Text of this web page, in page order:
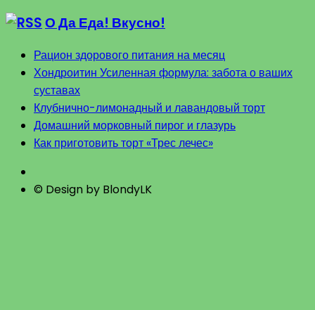
О Да Еда! Вкусно!
Рацион здорового питания на месяц
Хондроитин Усиленная формула: забота о ваших
суставах
Клубнично-лимонадный и лавандовый торт
Домашний морковный пирог и глазурь
Как приготовить торт «Трес лечес»
© Design by BlondyLK